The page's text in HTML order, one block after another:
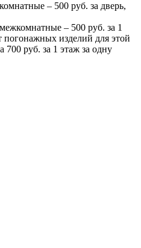
– 500 руб. за дверь,
– 500 руб. за 1
погонажных изделий для этой
700 руб. за 1 этаж за одну